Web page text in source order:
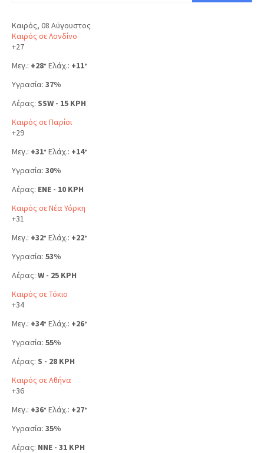
Καιρός, 08 Αύγουστος
Καιρός σε Λονδίνο
+27
Μεγ.: +28° Ελάχ.: +11°
Υγρασία: 37%
Αέρας: SSW - 15 KPH
Καιρός σε Παρίσι
+29
Μεγ.: +31° Ελάχ.: +14°
Υγρασία: 30%
Αέρας: ENE - 10 KPH
Καιρός σε Νέα Υόρκη
+31
Μεγ.: +32° Ελάχ.: +22°
Υγρασία: 53%
Αέρας: W - 25 KPH
Καιρός σε Τόκιο
+34
Μεγ.: +34° Ελάχ.: +26°
Υγρασία: 55%
Αέρας: S - 28 KPH
Καιρός σε Αθήνα
+36
Μεγ.: +36° Ελάχ.: +27°
Υγρασία: 35%
Αέρας: NNE - 31 KPH